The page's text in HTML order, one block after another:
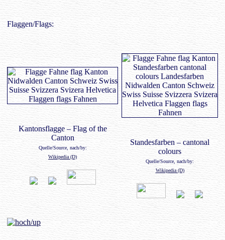
Flaggen/Flags:
Kantonsflagge – Flag of the
Canton
Quelle/Source, nach/by:
Wikipedia (D)
Standesfarben – cantonal
colours
Quelle/Source, nach/by:
Wikipedia (D)